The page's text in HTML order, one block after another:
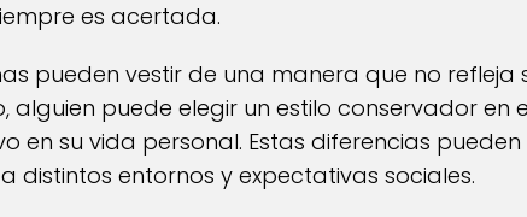
es acertada.
pueden vestir de una manera que no refleja
alguien puede elegir un estilo conservador en
en su vida personal. Estas diferencias
distintos entornos y expectativas sociales.